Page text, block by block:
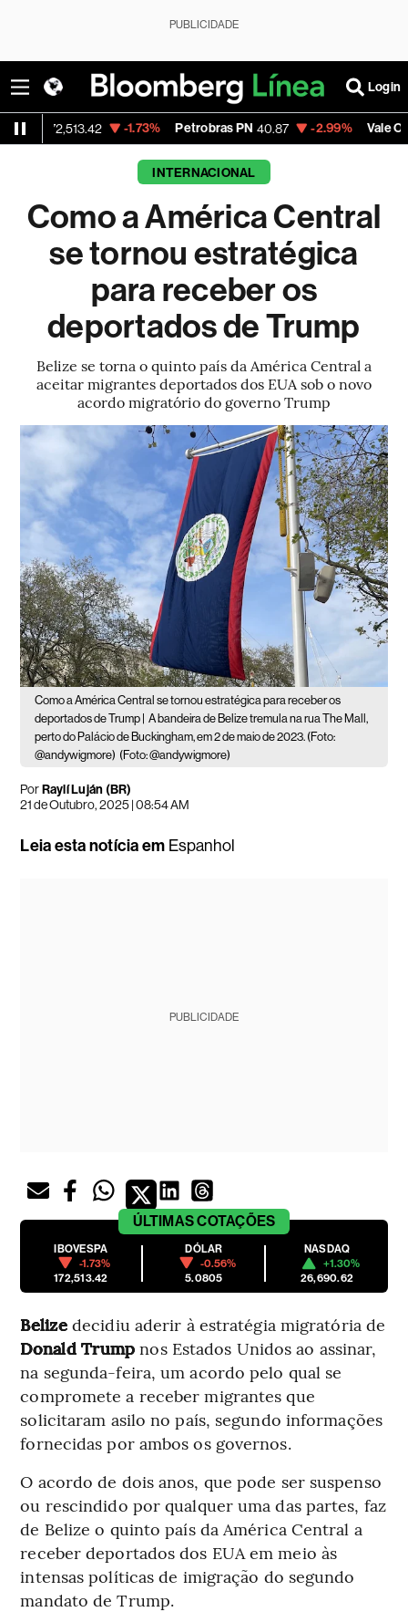
PUBLICIDADE
Login
-1.73% Petrobras PN 40.87 -2.99% Vale ON 74.97
INTERNACIONAL
Como a América Central
se tornou estratégica
para receber os
deportados de Trump
Belize se torna o quinto país da América Central a
aceitar migrantes deportados dos EUA sob o novo
acordo migratório do governo Trump
Como a América Central se tornou estratégica para receber os
deportados de Trump |
A bandeira de Belize tremula na rua The Mall,
perto do Palácio de Buckingham, em 2 de maio de 2023. (Foto:
@andywigmore) (Foto: @andywigmore)
PorRaylí Luján (BR)
21 de Outubro, 2025 | 08:54 AM
Leia esta notícia em Espanhol
PUBLICIDADE
ÚLTIMASCOTAÇÕES
IBOVESPA
-1.73%
172,513.42
DÓLAR
-0.56%
5.0805
NASDAQ
+1.30%
26,690.62
Belizedecidiu aderir à estratégia migratória de
Donald Trump nos Estados Unidos ao assinar,
na segunda-feira, um acordo pelo qual se
compromete a receber migrantes que
solicitaram asilo no país, segundo informações
fornecidas por ambos os governos.
O acordo de dois anos, que pode ser suspenso
ou rescindido por qualquer uma das partes, faz
de Belize o quinto país da América Central a
receber deportados dos EUA em meio às
intensas políticas de imigração do segundo
mandato de Trump.